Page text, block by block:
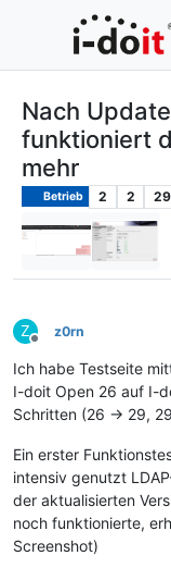
Nach
funktioniert
mehr
Betrieb 2 2
Z
Offline
z0rn
Ich habe Testseite
I-doit Open 26 auf I-
Schritten (26 -> 29,
Ein erster
intensiv genutzt
der aktualisierten
noch funktionierte,
Screenshot)